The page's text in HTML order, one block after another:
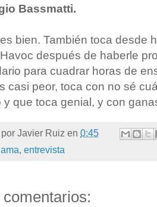
Bassmatti.
bien. También toca desde
después de haberle
para cuadrar horas de
casi peor, toca con no sé
y que toca genial, y con
Javier Ruiz en 0:45
ama, entrevista